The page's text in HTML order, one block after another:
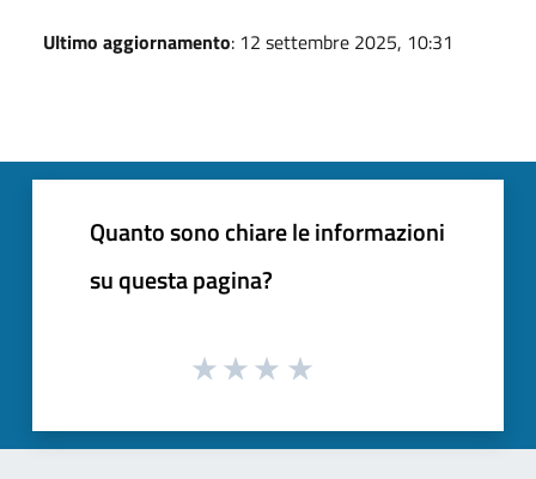
Ultimo aggiornamento: 12 settembre 2025, 10:31
Quanto sono chiare le informazioni
su questa pagina?